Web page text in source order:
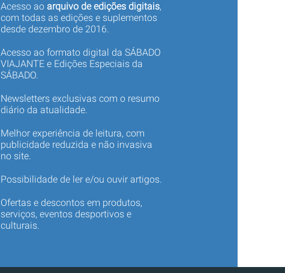
Acesso ao arquivo de edições digitais,
com todas as edições e suplementos
desde dezembro de 2016.
Acesso ao formato digital da SÁBADO
VIAJANTE e Edições Especiais da
SÁBADO.
Newsletters exclusivas com o resumo
diário da atualidade.
Melhor experiência de leitura, com
publicidade reduzida e não invasiva
no site.
Possibilidade de ler e/ou ouvir artigos.
Ofertas e descontos em produtos,
serviços, eventos desportivos e
culturais.